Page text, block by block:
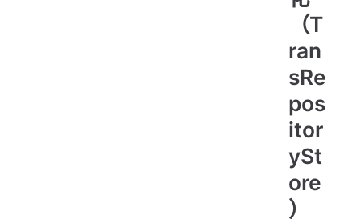
（T
ran
sRe
pos
itor
ySt
ore
）